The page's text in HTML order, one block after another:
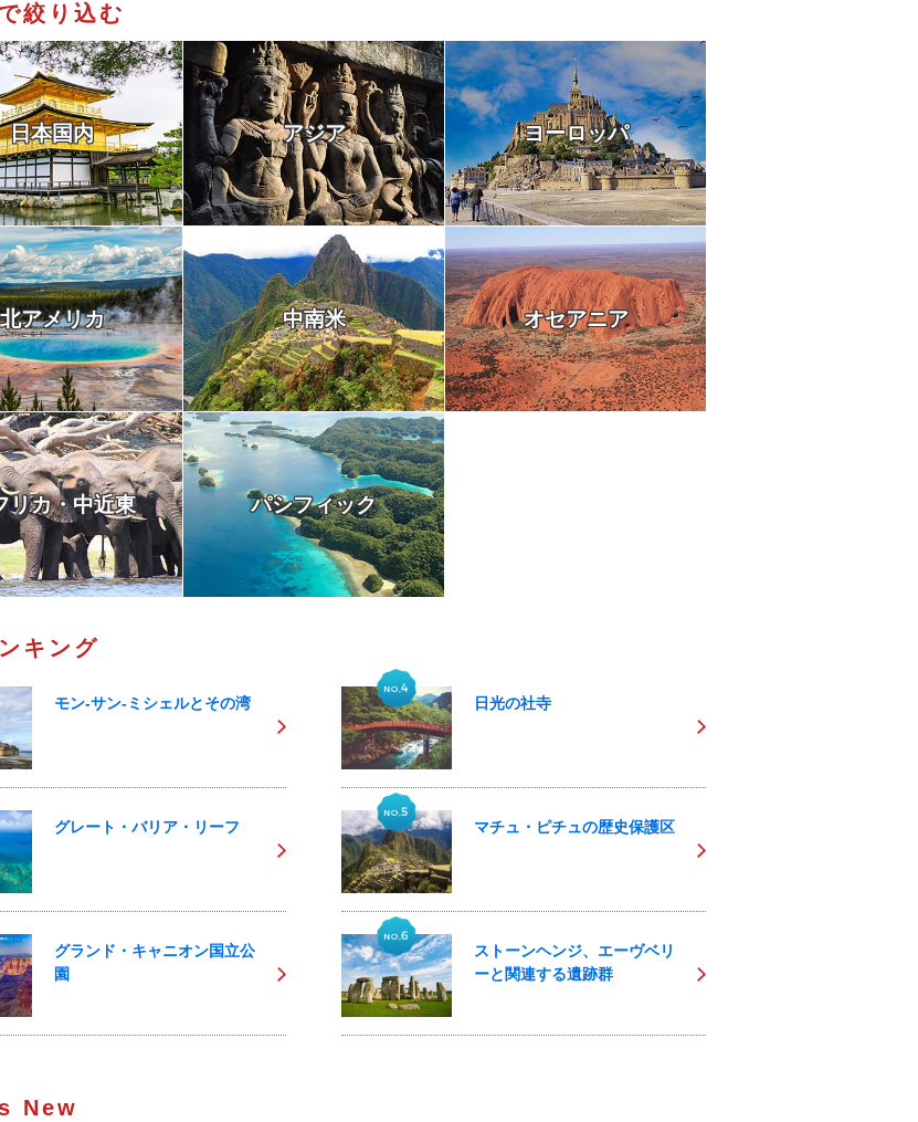
絞り込む
日本国内 アジア ヨーロッパ
北アメリカ 中南米 オセアニア
リカ・中近東 パシフィック
キング
モン-サン-ミシェルとその湾
グレート・バリア・リーフ
グランド・キャニオン国立公
園
日光の社寺
マチュ・ピチュの歴史保護区
ストーンヘンジ、エーヴベリ
ーと関連する遺跡群
New